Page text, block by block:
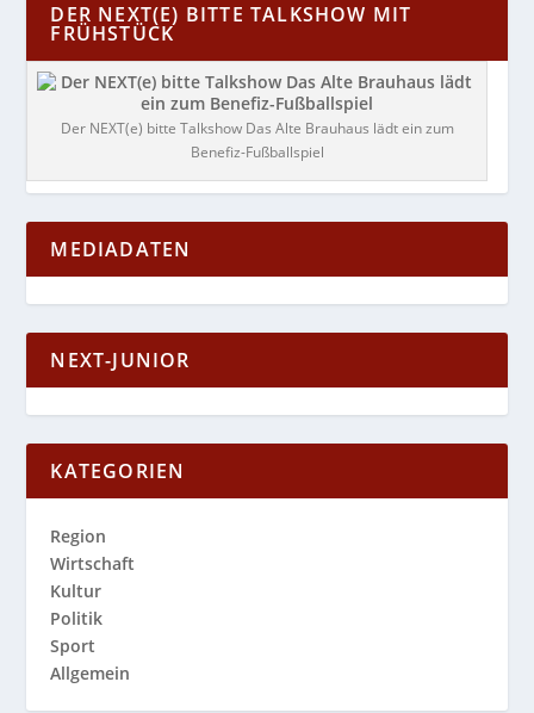
DER NEXT(E) BITTE TALKSHOW MIT
FRÜHSTÜCK
Der NEXT(e) bitte Talkshow Das Alte Brauhaus lädt ein zum
Benefiz-Fußballspiel
MEDIADATEN
NEXT-JUNIOR
KATEGORIEN
Region
Wirtschaft
Kultur
Politik
Sport
Allgemein